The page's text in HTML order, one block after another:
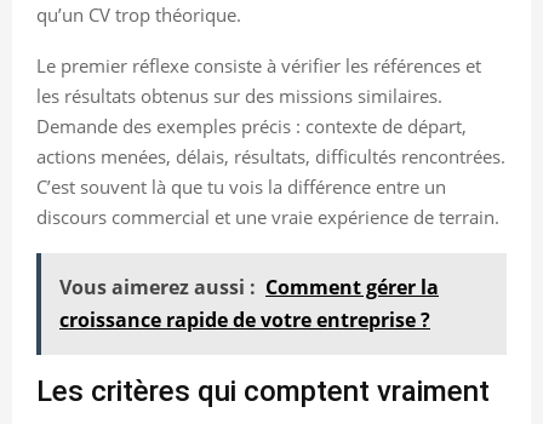
qu’un CV trop théorique.
Le premier réflexe consiste à vérifier les références et
les résultats obtenus sur des missions similaires.
Demande des exemples précis : contexte de départ,
actions menées, délais, résultats, difficultés rencontrées.
C’est souvent là que tu vois la différence entre un
discours commercial et une vraie expérience de terrain.
Vous aimerez aussi : Comment gérer la
croissance rapide de votre entreprise ?
Les critères qui comptent vraiment